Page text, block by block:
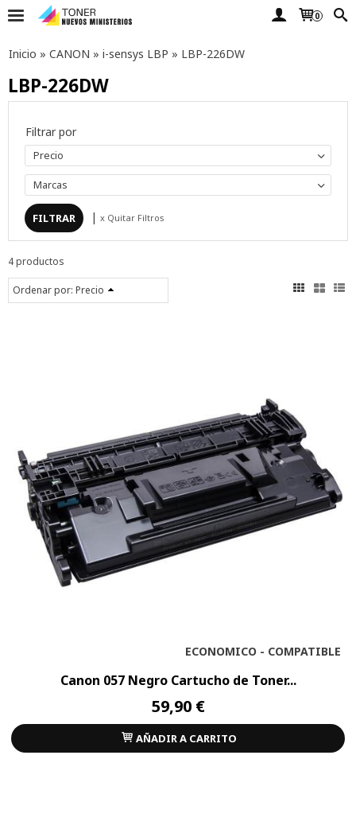
0
Inicio » CANON » i-sensys LBP » LBP-226DW
LBP-226DW
Filtrar por
Precio
Marcas
| x Quitar Filtros
4 productos
Ordenar por: Precio
ECONOMICO - COMPATIBLE
Canon 057 Negro Cartucho de Toner...
59,90 €
AÑADIR A CARRITO